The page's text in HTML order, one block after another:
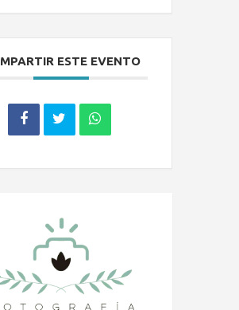
ESTE EVENTO